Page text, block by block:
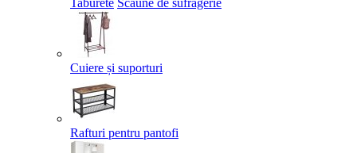
Taburete Scaune de sufragerie
Cuiere și suporturi
Rafturi pentru pantofi